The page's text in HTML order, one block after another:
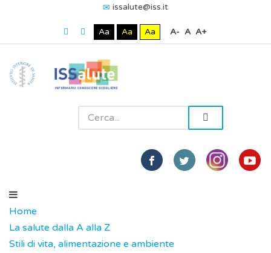
issalute@iss.it
Aa Aa Aa A- A A+
Home
La salute dalla A alla Z
Stili di vita, alimentazione e ambiente